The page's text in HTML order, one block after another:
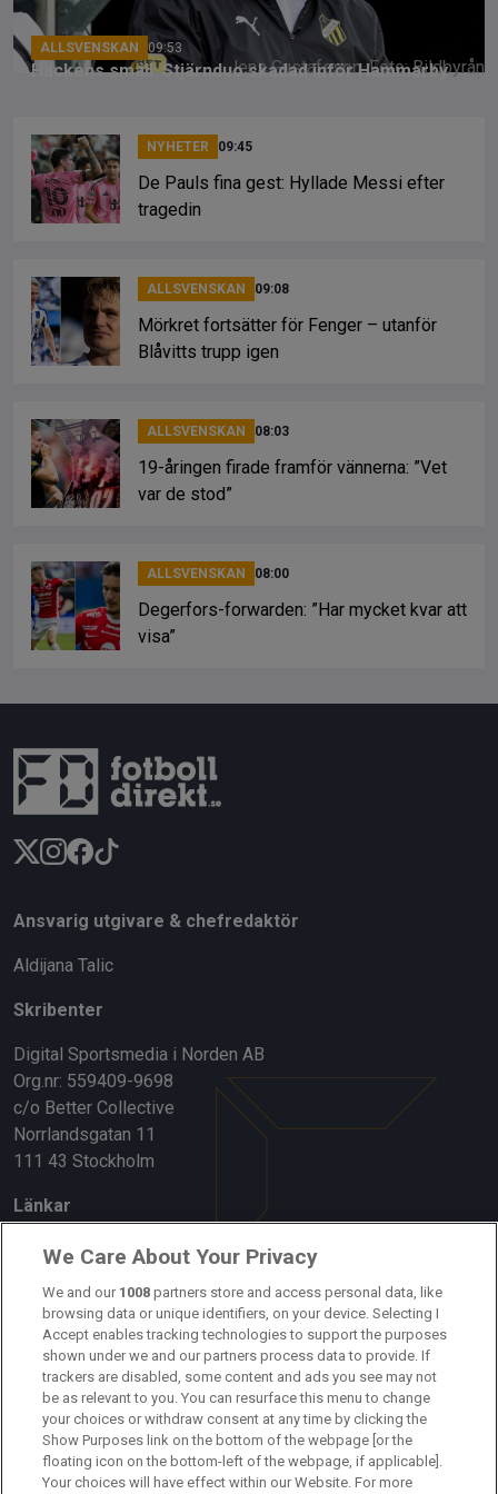
Jens Gustafsson. Foto: Bildbyrån
ALLSVENSKAN 09:53
Häckens smäll: Stjärnduo skadad inför Hammarby
NYHETER 09:45
De Pauls fina gest: Hyllade Messi efter
tragedin
ALLSVENSKAN 09:08
Mörkret fortsätter för Fenger – utanför
Blåvitts trupp igen
ALLSVENSKAN 08:03
19-åringen firade framför vännerna: ”Vet
var de stod”
ALLSVENSKAN 08:00
Degerfors-forwarden: ”Har mycket kvar att
visa”
Ansvarig utgivare & chefredaktör
Aldijana Talic
Skribenter
Digital Sportsmedia i Norden AB
Org.nr: 559409-9698
c/o Better Collective
Norrlandsgatan 11
111 43 Stockholm
Länkar
Om oss
Kontakta oss
Kundtjänst
Sponsor: Rekatochklart
Annonsera på Fotbolldirekt
Redaktionell policy
We Care About Your Privacy
We and our 1008 partners store and access personal data, like
browsing data or unique identifiers, on your device. Selecting I
Accept enables tracking technologies to support the purposes
shown under we and our partners process data to provide. If
trackers are disabled, some content and ads you see may not
be as relevant to you. You can resurface this menu to change
your choices or withdraw consent at any time by clicking the
Show Purposes link on the bottom of the webpage [or the
floating icon on the bottom-left of the webpage, if applicable].
Your choices will have effect within our Website. For more